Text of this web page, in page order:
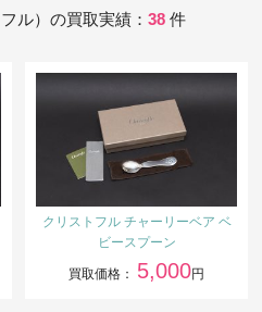
ル）の買取実績： 38件
クリストフル チャーリーベア ベ
ビースプーン
買取価格： 5,000円